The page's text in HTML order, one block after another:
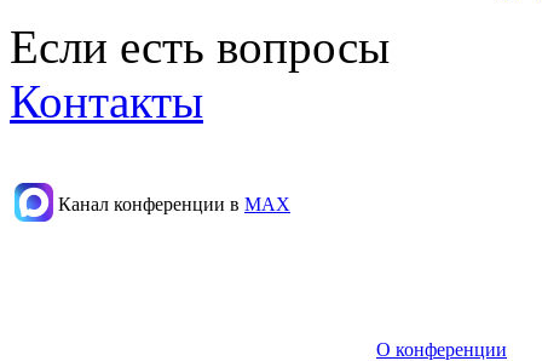
Если есть вопросы
Контакты
Канал конференции в МАХ
О конференции